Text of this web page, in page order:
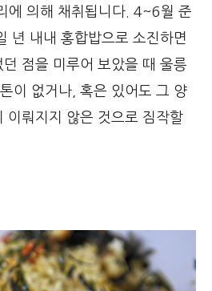
에 의해 채취됩니다. 4~6월 준
년 내내 홍합밥으로 소진하면
점을 미루어 보았을 때 울릉
이 없거나, 혹은 있어도 그 양
이뤄지지 않은 것으로 짐작할